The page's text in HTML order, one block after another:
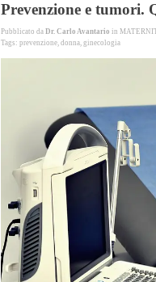
Prevenzione e tumori.
Pubblicato da Dr. Carlo Avantario in
Tags: prevenzione, donna, ginecologia